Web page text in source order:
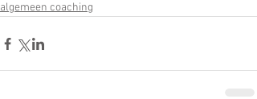
algemeen coaching